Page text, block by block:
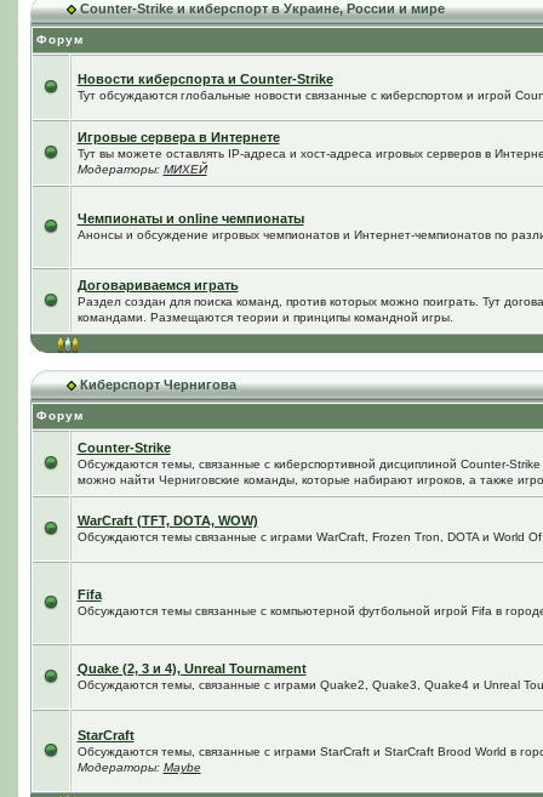
Counter-Strike и киберспорт в Украине, России и мире
Форум
Новости киберспорта и Counter-Strike
Тут обсуждаются глобальные новости связанные с киберспортом и игрой
Игровые сервера в Интернете
Тут вы можете оставлять IP-адреса и хост-адреса игровых серверов в
Модераторы: МИХЕЙ
Чемпионаты и online чемпионаты
Анонсы и обсуждение игровых чемпионатов и Интернет-чемпионатов по
Договариваемся играть
Раздел создан для поиска команд, против которых можно поиграть. Тут
командами. Размещаются теории и принципы командной игры.
Киберспорт Чернигова
Форум
Counter-Strike
Обсуждаются темы, связанные с киберспортивной дисциплиной Counter-Strike
можно найти Черниговские команды, которые набирают игроков, а также
WarCraft (TFT, DOTA, WOW)
Обсуждаются темы связанные с играми WarCraft, Frozen Tron, DOTA и World
Fifa
Обсуждаются темы связанные с компьютерной футбольной игрой Fifa в
Quake (2, 3 и 4), Unreal Tournament
Обсуждаются темы, связанные с играми Quake2, Quake3, Quake4 и Unreal
StarCraft
Обсуждаются темы, связанные с играми StarCraft и StarCraft Brood World в
Модераторы: Maybe